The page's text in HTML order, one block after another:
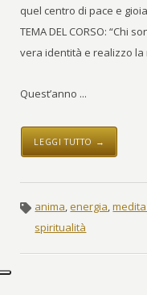
quel centro di pace e
TEMA DEL CORSO: “Chi
vera identità e realizzo la
Quest’anno ...
LEGGI TUTTO →
anima,energia,
spiritualità